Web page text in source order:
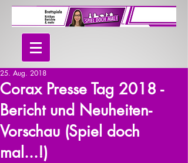
Corax Presse Tag 2018 -
Bericht und Neuheiten-
Vorschau (Spiel doch
mal...!)
25. Aug. 2018